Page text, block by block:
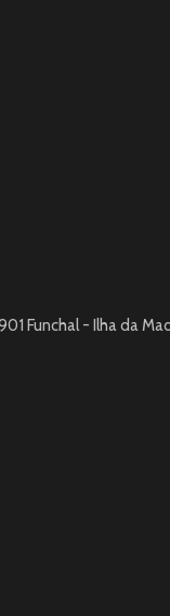
Funchal - Ilha da